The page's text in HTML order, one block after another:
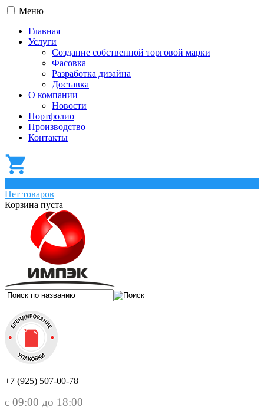
Меню
Главная
Услуги
Создание собственной торговой марки
Фасовка
Разработка дизайна
Доставка
О компании
Новости
Портфолио
Производство
Контакты
Нет товаров
Корзина пуста
+7 (925) 507-00-78
с 09:00 до 18:00